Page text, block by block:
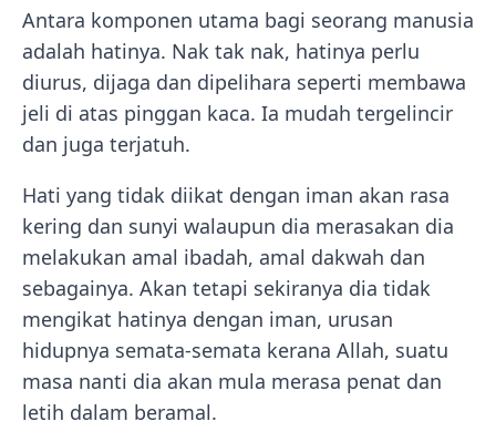
Antara komponen utama bagi seorang manusia
adalah hatinya. Nak tak nak, hatinya perlu
diurus, dijaga dan dipelihara seperti membawa
jeli di atas pinggan kaca. Ia mudah tergelincir
dan juga terjatuh.
Hati yang tidak diikat dengan iman akan rasa
kering dan sunyi walaupun dia merasakan dia
melakukan amal ibadah, amal dakwah dan
sebagainya. Akan tetapi sekiranya dia tidak
mengikat hatinya dengan iman, urusan
hidupnya semata-semata kerana Allah, suatu
masa nanti dia akan mula merasa penat dan
letih dalam beramal.